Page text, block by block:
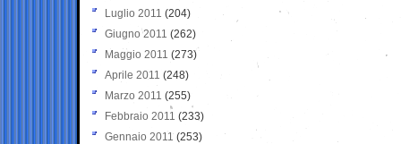
Luglio 2011 (204)
Giugno 2011 (262)
Maggio 2011 (273)
Aprile 2011 (248)
Marzo 2011 (255)
Febbraio 2011 (233)
Gennaio 2011 (253)